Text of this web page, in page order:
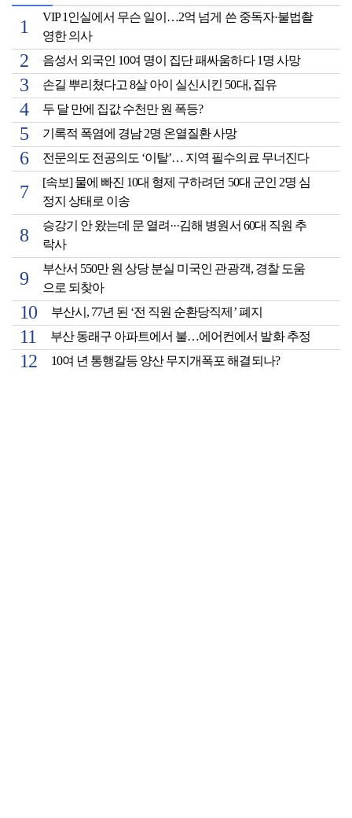
VIP 1인실에서 무슨 일이…2억 넘게 쓴 중독자·불법촬
영한 의사
음성서 외국인 10여 명이 집단 패싸움하다 1명 사망
손길 뿌리쳤다고 8살 아이 실신시킨 50대, 집유
두 달 만에 집값 수천만 원 폭등?
기록적 폭염에 경남 2명 온열질환 사망
전문의도 전공의도 ‘이탈’… 지역 필수의료 무너진다
[속보] 물에 빠진 10대 형제 구하려던 50대 군인 2명 심
정지 상태로 이송
승강기 안 왔는데 문 열려···김해 병원서 60대 직원 추
락사
부산서 550만 원 상당 분실 미국인 관광객, 경찰 도움
으로 되찾아
부산시, 77년 된 ‘전 직원 순환당직제’ 폐지
부산 동래구 아파트에서 불…에어컨에서 발화 추정
10여 년 통행갈등 양산 무지개폭포 해결되나?